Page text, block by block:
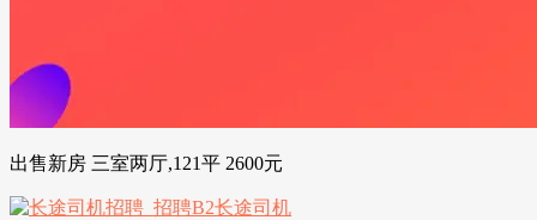
出售新房 三室两厅,121平 2600元